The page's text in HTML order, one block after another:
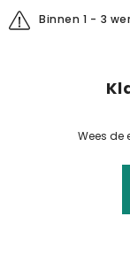
Binnen 1 - 3
Wees de